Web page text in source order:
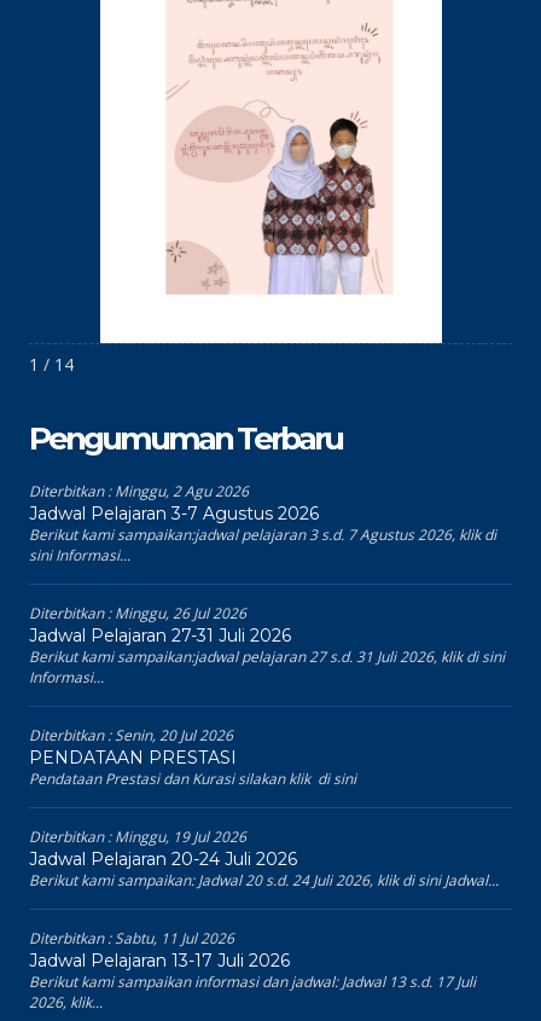
1 / 14
Pengumuman Terbaru
Diterbitkan :Minggu, 2 Agu 2026
Jadwal Pelajaran 3-7 Agustus 2026
Berikut kami sampaikan:jadwal pelajaran 3 s.d. 7 Agustus 2026, klik di
sini Informasi...
Diterbitkan :Minggu, 26 Jul 2026
Jadwal Pelajaran 27-31 Juli 2026
Berikut kami sampaikan:jadwal pelajaran 27 s.d. 31 Juli 2026, klik di sini
Informasi...
Diterbitkan :Senin, 20 Jul 2026
PENDATAAN PRESTASI
Pendataan Prestasi dan Kurasi silakan klik di sini
Diterbitkan :Minggu, 19 Jul 2026
Jadwal Pelajaran 20-24 Juli 2026
Berikut kami sampaikan: Jadwal 20 s.d. 24 Juli 2026, klik di sini Jadwal...
Diterbitkan :Sabtu, 11 Jul 2026
Jadwal Pelajaran 13-17 Juli 2026
Berikut kami sampaikan informasi dan jadwal: Jadwal 13 s.d. 17 Juli
2026, klik...